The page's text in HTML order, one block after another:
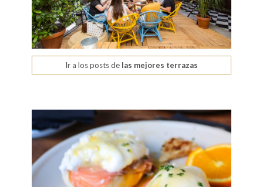
Ir a los posts de las mejores terrazas